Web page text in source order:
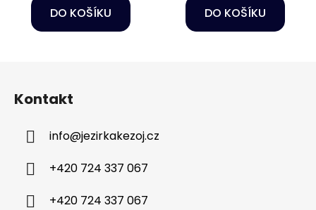
DO KOŠÍKU DO KOŠÍKU
Kontakt
info@jezirkakezoj.cz
+420 724 337 067
+420 724 337 067